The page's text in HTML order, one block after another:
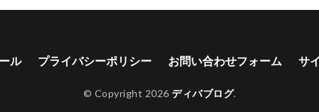
ル プライバシーポリシー お問い合わせフォーム サ
© Copyright 2026 ディバブログ.